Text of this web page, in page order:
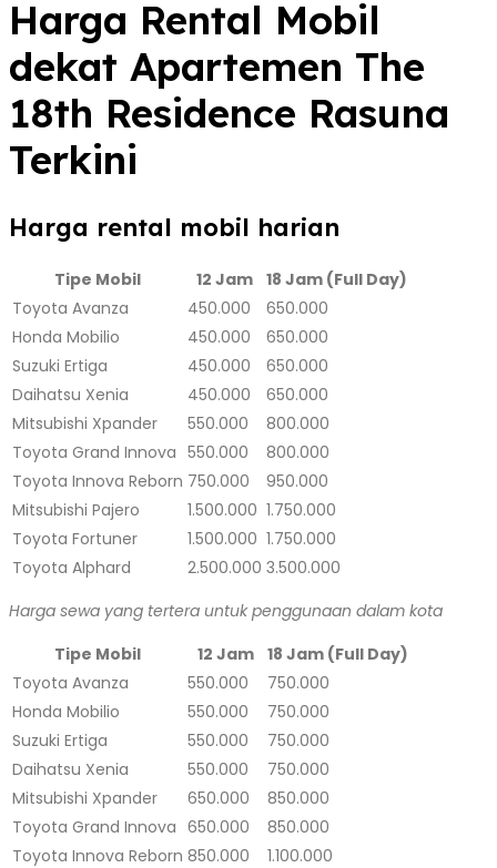
Harga Rental Mobil
dekat Apartemen The
18th Residence Rasuna
Terkini
Harga rental mobil harian
Tipe Mobil 12 Jam 18 Jam (Full Day)
Toyota Avanza
450.000
650.000
Honda Mobilio
450.000
650.000
Suzuki Ertiga
450.000
650.000
Daihatsu Xenia
450.000
650.000
Mitsubishi Xpander
550.000
800.000
Toyota Grand Innova 550.000
800.000
Toyota Innova Reborn 750.000
950.000
Mitsubishi Pajero
1.500.000 1.750.000
Toyota Fortuner
1.500.000 1.750.000
Toyota Alphard
2.500.000 3.500.000
Harga sewa yang tertera untuk penggunaan dalam kota
Tipe Mobil
12 Jam
18 Jam (Full Day)
Toyota Avanza
550.000
750.000
Honda Mobilio
550.000
750.000
Suzuki Ertiga
550.000
750.000
Daihatsu Xenia
550.000
750.000
Mitsubishi Xpander
650.000
850.000
Toyota Grand Innova 650.000
850.000
Toyota Innova Reborn 850.000
1.100.000